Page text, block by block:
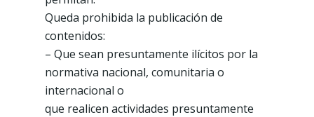
Queda prohibida la publicación de
contenidos:
– Que sean presuntamente ilícitos por la
normativa nacional, comunitaria o
internacional o
que realicen actividades presuntamente